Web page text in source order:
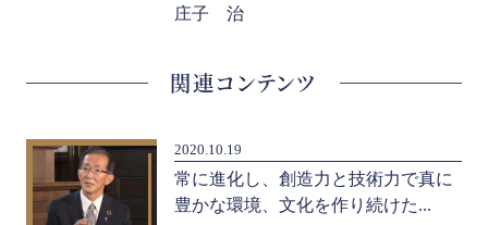
庄子 治
関連コンテンツ
2020.10.19
常に進化し、創造力と技術力で真に
豊かな環境、文化を作り続けた...